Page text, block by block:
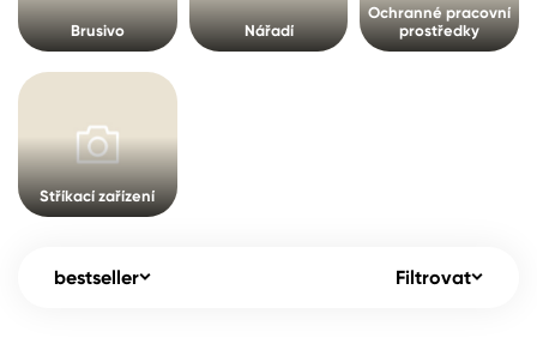
Pro akcionáře O společnosti
Kontakty Spreje
Brusivo Nářadí
Ochranné pracovní
prostředky
Stříkací zařízení
bestseller Filtrovat